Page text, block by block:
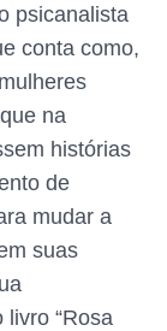
psicanalista
conta como,
na
histórias
de
mudar a
suas
“Rosa